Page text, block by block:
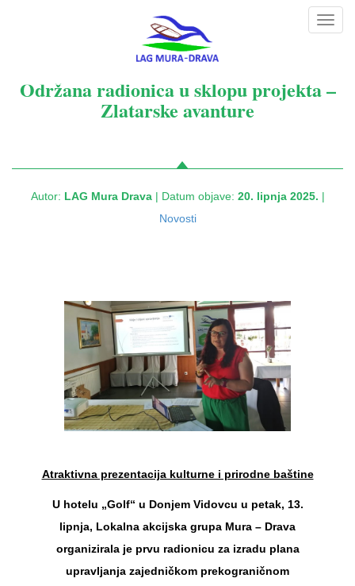
Održana radionica u sklopu projekta –
Zlatarske avanture
Autor: LAG Mura Drava| Datum objave: 20. lipnja 2025. |
Novosti
Atraktivna prezentacija kulturne i prirodne baštine
U hotelu „Golf“ u Donjem Vidovcu u petak, 13.
lipnja, Lokalna akcijska grupa Mura – Drava
organizirala je prvu radionicu za izradu plana
upravljanja zajedničkom prekograničnom